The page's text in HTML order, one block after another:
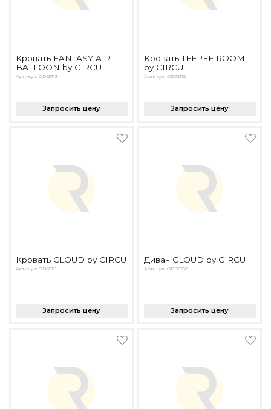
Кровать FANTASY AIR
BALLOON by CIRCU
Артикул: ODG5113
Запросить цену
Кровать TEEPEE ROOM
by CIRCU
Артикул: ODG5112
Запросить цену
Кровать CLOUD by CIRCU
Артикул: ODG5111
Запросить цену
Диван CLOUD by CIRCU
Артикул: ODD5258
Запросить цену